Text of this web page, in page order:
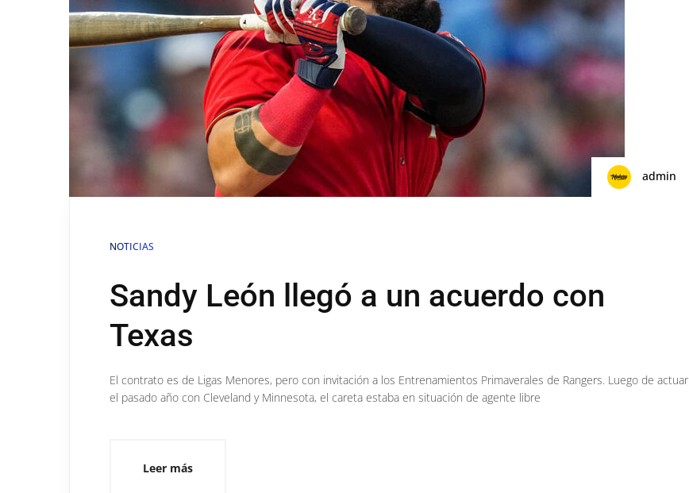
admin
NOTICIAS
Sandy León llegó a un acuerdo con
Texas
El contrato es de Ligas Menores, pero con invitación a los Entrenamientos Primaverales de Rangers. Luego de actuar
el pasado año con Cleveland y Minnesota, el careta estaba en situación de agente libre
Leer más